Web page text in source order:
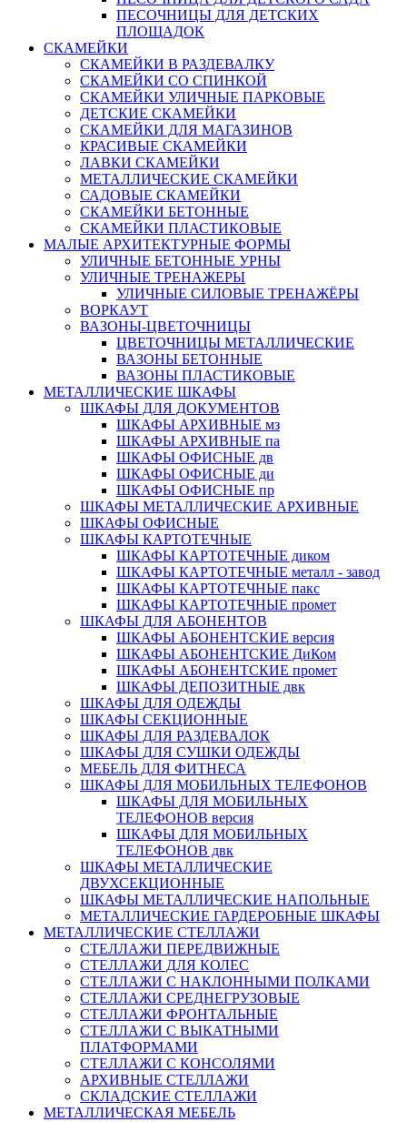
ПЕСОЧНИЦЫ ДЛЯ ДЕТСКИХ
ПЛОЩАДОК
СКАМЕЙКИ
СКАМЕЙКИ В РАЗДЕВАЛКУ
СКАМЕЙКИ СО СПИНКОЙ
СКАМЕЙКИ УЛИЧНЫЕ ПАРКОВЫЕ
ДЕТСКИЕ СКАМЕЙКИ
СКАМЕЙКИ ДЛЯ МАГАЗИНОВ
КРАСИВЫЕ СКАМЕЙКИ
ЛАВКИ СКАМЕЙКИ
МЕТАЛЛИЧЕСКИЕ СКАМЕЙКИ
САДОВЫЕ СКАМЕЙКИ
СКАМЕЙКИ БЕТОННЫЕ
СКАМЕЙКИ ПЛАСТИКОВЫЕ
МАЛЫЕ АРХИТЕКТУРНЫЕ ФОРМЫ
УЛИЧНЫЕ БЕТОННЫЕ УРНЫ
УЛИЧНЫЕ ТРЕНАЖЕРЫ
УЛИЧНЫЕ СИЛОВЫЕ ТРЕНАЖЁРЫ
ВОРКАУТ
ВАЗОНЫ-ЦВЕТОЧНИЦЫ
ЦВЕТОЧНИЦЫ МЕТАЛЛИЧЕСКИЕ
ВАЗОНЫ БЕТОННЫЕ
ВАЗОНЫ ПЛАСТИКОВЫЕ
МЕТАЛЛИЧЕСКИЕ ШКАФЫ
ШКАФЫ ДЛЯ ДОКУМЕНТОВ
ШКАФЫ АРХИВНЫЕ мз
ШКАФЫ АРХИВНЫЕ па
ШКАФЫ ОФИСНЫЕ дв
ШКАФЫ ОФИСНЫЕ ди
ШКАФЫ ОФИСНЫЕ пр
ШКАФЫ МЕТАЛЛИЧЕСКИЕ АРХИВНЫЕ
ШКАФЫ ОФИСНЫЕ
ШКАФЫ КАРТОТЕЧНЫЕ
ШКАФЫ КАРТОТЕЧНЫЕ диком
ШКАФЫ КАРТОТЕЧНЫЕ металл - завод
ШКАФЫ КАРТОТЕЧНЫЕ пакс
ШКАФЫ КАРТОТЕЧНЫЕ промет
ШКАФЫ ДЛЯ АБОНЕНТОВ
ШКАФЫ АБОНЕНТСКИЕ версия
ШКАФЫ АБОНЕНТСКИЕ ДиКом
ШКАФЫ АБОНЕНТСКИЕ промет
ШКАФЫ ДЕПОЗИТНЫЕ двк
ШКАФЫ ДЛЯ ОДЕЖДЫ
ШКАФЫ СЕКЦИОННЫЕ
ШКАФЫ ДЛЯ РАЗДЕВАЛОК
ШКАФЫ ДЛЯ СУШКИ ОДЕЖДЫ
МЕБЕЛЬ ДЛЯ ФИТНЕСА
ШКАФЫ ДЛЯ МОБИЛЬНЫХ ТЕЛЕФОНОВ
ШКАФЫ ДЛЯ МОБИЛЬНЫХ
ТЕЛЕФОНОВ версия
ШКАФЫ ДЛЯ МОБИЛЬНЫХ
ТЕЛЕФОНОВ двк
ШКАФЫ МЕТАЛЛИЧЕСКИЕ
ДВУХСЕКЦИОННЫЕ
ШКАФЫ МЕТАЛЛИЧЕСКИЕ НАПОЛЬНЫЕ
МЕТАЛЛИЧЕСКИЕ ГАРДЕРОБНЫЕ ШКАФЫ
МЕТАЛЛИЧЕСКИЕ СТЕЛЛАЖИ
СТЕЛЛАЖИ ПЕРЕДВИЖНЫЕ
СТЕЛЛАЖИ ДЛЯ КОЛЕС
СТЕЛЛАЖИ С НАКЛОННЫМИ ПОЛКАМИ
СТЕЛЛАЖИ СРЕДНЕГРУЗОВЫЕ
СТЕЛЛАЖИ ФРОНТАЛЬНЫЕ
СТЕЛЛАЖИ С ВЫКАТНЫМИ
ПЛАТФОРМАМИ
СТЕЛЛАЖИ С КОНСОЛЯМИ
АРХИВНЫЕ СТЕЛЛАЖИ
СКЛАДСКИЕ СТЕЛЛАЖИ
МЕТАЛЛИЧЕСКАЯ МЕБЕЛЬ